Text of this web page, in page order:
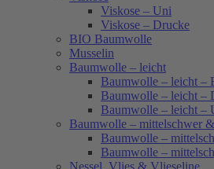
Viskose – Uni
Viskose – Drucke
BIO Baumwolle
Musselin
Baumwolle – leicht
Baumwolle – leicht –
Baumwolle – leicht –
Baumwolle – leicht –
Baumwolle – mittelschwer
Baumwolle –
Baumwolle –
Nessel, Vlies & Vlieseline